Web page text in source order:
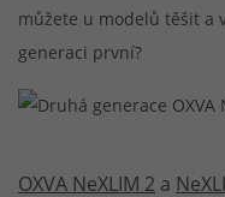
můžete u modelů těšit a
generaci první?
OXVA NeXLIM 2 a